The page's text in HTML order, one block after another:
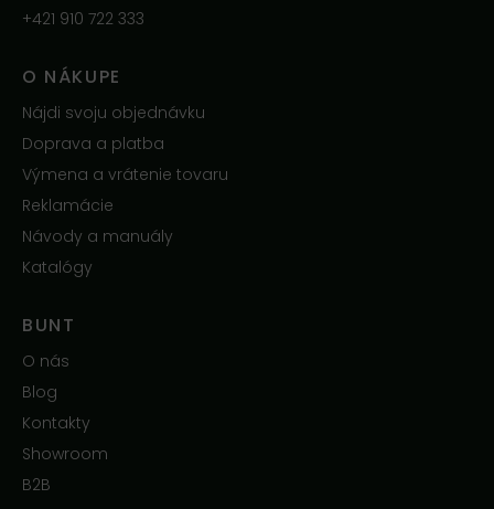
+421 910 722 333
O NÁKUPE
Nájdi svoju objednávku
Doprava a platba
Výmena a vrátenie tovaru
Reklamácie
Návody a manuály
Katalógy
BUNT
O nás
Blog
Kontakty
Showroom
B2B